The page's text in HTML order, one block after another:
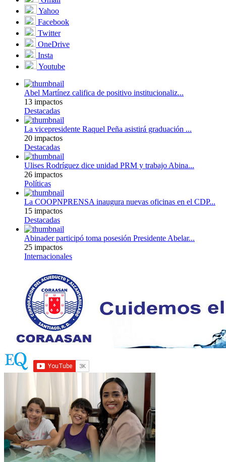
Yahoo
Facebook
Twitter
OneDrive
Insta
Youtube
Abel Martínez califica de positivo institucionaliz...
13 impactos
Destacadas
La vicepresidente Raquel Peña asistirá graduación ...
20 impactos
Destacadas
Ulises Rodríguez dice unidad PRM y trabajo Abina...
26 impactos
Políticas
La COOPNPRENSA inaugura nuevas oficinas en el CDP...
15 impactos
Destacadas
Abinader participó toma posesión Presidente Abelar...
25 impactos
Internacionales